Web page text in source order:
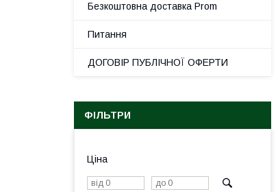
Безкоштовна доставка Prom
Питання
ДОГОВІР ПУБЛІЧНОЇ ОФЕРТИ
ФІЛЬТРИ
Ціна